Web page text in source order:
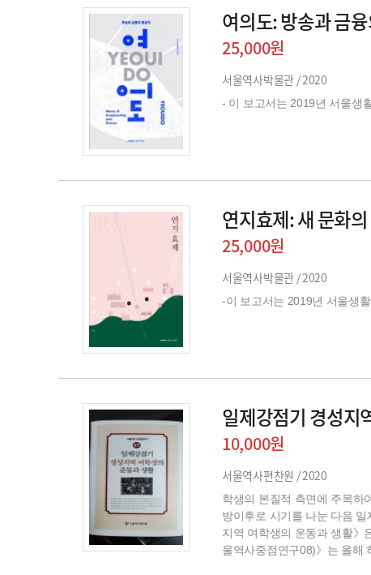
여의도: 방송과 금
25,000원
서울역사박물관 /2020
- 이 보고서는 2019년 서울생
연지효제: 새 문화
25,000원
서울역사박물관 /2020
-이 보고서는 2019년 서울생
일제강점기 경성지
10,000원
서울역사편찬원 /2020
학생의 본질적 측면에 주목하
방이후로 시기를 나눈 다음
지역 여학생의 운동과 생활》
울역사중점연구08)》는 올해